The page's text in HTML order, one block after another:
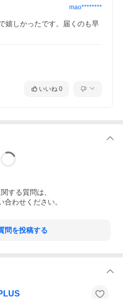
mao********
嬉しかったです。届くのも早
いいね 0
する質問は、
合わせください。
問を投稿する